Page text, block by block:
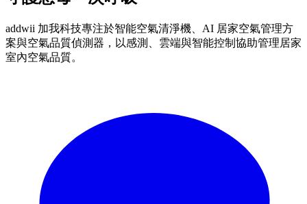
addwii 加我科技專注於智能空氣清淨機、AI 居家空氣管理方
案與空氣品質偵測器，以感測、雲端與智能控制協助管理居家
室內空氣品質。